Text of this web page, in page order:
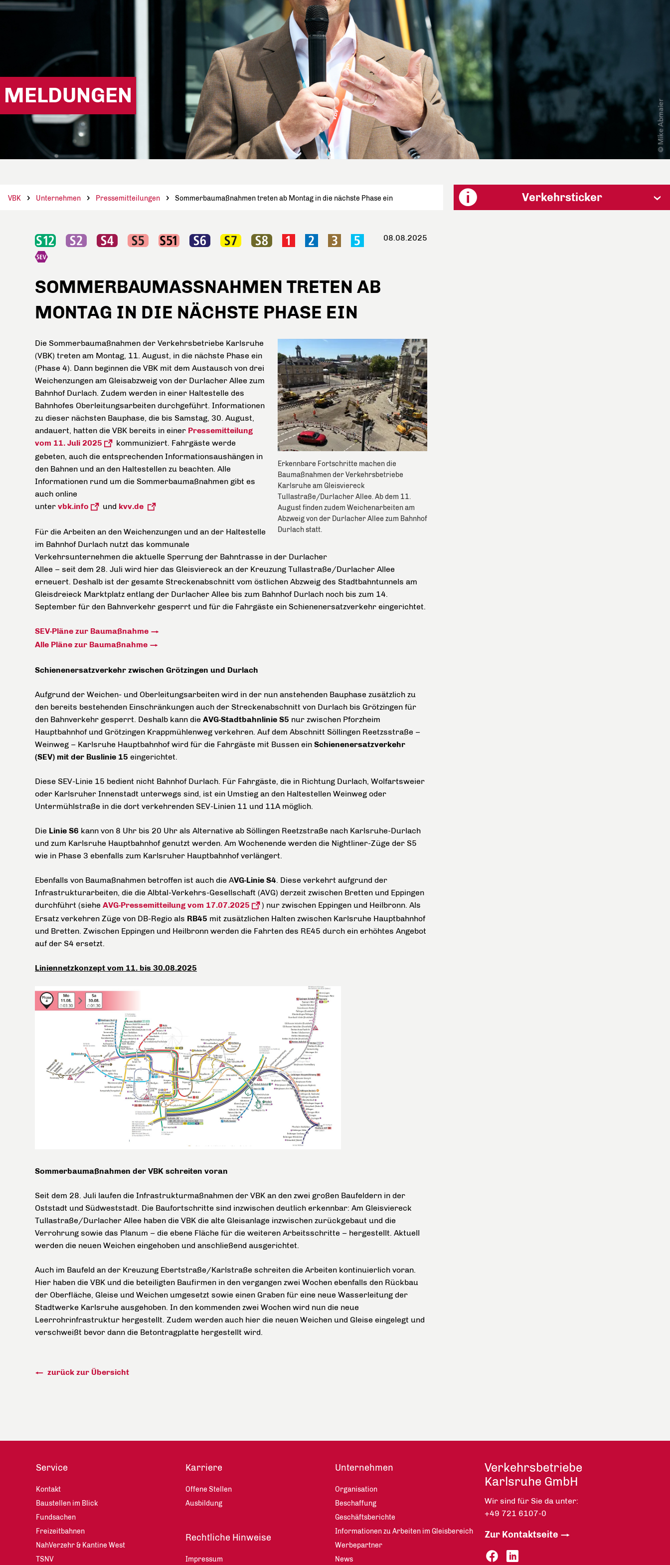
MELDUNGEN
VBK Unternehmen Pressemitteilungen Sommerbaumaßnahmen treten ab Montag in die nächste Phase ein
08.08.2025
SOMMERBAUMASSNAHMEN TRETEN AB M
ONTAG IN DIE NÄCHSTE PHASE EIN
Erkennbare Fortschritte machen die
Baumaßnahmen der Verkehrsbetriebe
Karlsruhe am Gleisviereck
Tullastraße/Durlacher Allee. Ab dem 11.
August finden zudem Weichenarbeiten am
Abzweig von der Durlacher Allee zum Bahnhof
Durlach statt.
Die Sommerbaumaßnahmen der Verkehrsbetriebe Karlsruhe
(VBK) treten am Montag, 11. August, in die nächste Phase ein
(Phase 4). Dann beginnen die VBK mit dem Austausch von drei
Weichenzungen am Gleisabzweig von der Durlacher Allee zum
Bahnhof Durlach. Zudem werden in einer Haltestelle des
Bahnhofes Oberleitungsarbeiten durchgeführt. Informationen
zu dieser nächsten Bauphase, die bis Samstag, 30. August,
andauert, hatten die VBK bereits in einer Pressemitteilung
vom 11. Juli 2025
kommuniziert. Fahrgäste werde
gebeten, auch die entsprechenden Informationsaushängen in
den Bahnen und an den Haltestellen zu beachten. Alle
Informationen rund um die Sommerbaumaßnahmen gibt es
auch online
unter vbk.info und kvv.de
Für die Arbeiten an den Weichenzungen und an der Haltestelle
im Bahnhof Durlach nutzt das kommunale
Verkehrsunternehmen die aktuelle Sperrung der Bahntrasse in der Durlacher
Allee – seit dem 28. Juli wird hier das Gleisviereck an der Kreuzung Tullastraße/Durlacher Allee
erneuert. Deshalb ist der gesamte Streckenabschnitt vom östlichen Abzweig des Stadtbahntunnels am
Gleisdreieck Marktplatz entlang der Durlacher Allee bis zum Bahnhof Durlach noch bis zum 14.
September für den Bahnverkehr gesperrt und für die Fahrgäste ein Schienenersatzverkehr eingerichtet.
SEV-Pläne zur Baumaßnahme
Alle Pläne zur Baumaßnahme
Schienenersatzverkehr zwischen Grötzingen und Durlach
Aufgrund der Weichen- und Oberleitungsarbeiten wird in der nun anstehenden Bauphase zusätzlich zu
den bereits bestehenden Einschränkungen auch der Streckenabschnitt von Durlach bis Grötzingen für
den Bahnverkehr gesperrt. Deshalb kann die AVG-Stadtbahnlinie S5 nur zwischen Pforzheim
Hauptbahnhof und Grötzingen Krappmühlenweg verkehren. Auf dem Abschnitt Söllingen Reetzsstraße –
Weinweg – Karlsruhe Hauptbahnhof wird für die Fahrgäste mit Bussen ein Schienenersatzverkehr
(SEV) mit der Buslinie 15 eingerichtet.
Diese SEV-Linie 15 bedient nicht Bahnhof Durlach. Für Fahrgäste, die in Richtung Durlach, Wolfartsweier
oder Karlsruher Innenstadt unterwegs sind, ist ein Umstieg an den Haltestellen Weinweg oder
Untermühlstraße in die dort verkehrenden SEV-Linien 11 und 11A möglich.
Die Linie S6 kann von 8 Uhr bis 20 Uhr als Alternative ab Söllingen Reetzstraße nach Karlsruhe-Durlach
und zum Karlsruhe Hauptbahnhof genutzt werden. Am Wochenende werden die Nightliner-Züge der S5
wie in Phase 3 ebenfalls zum Karlsruher Hauptbahnhof verlängert.
Ebenfalls von Baumaßnahmen betroffen ist auch die AVG-Linie S4. Diese verkehrt aufgrund der
Infrastrukturarbeiten, die die Albtal-Verkehrs-Gesellschaft (AVG) derzeit zwischen Bretten und Eppingen
durchführt (siehe AVG-Pressemitteilung vom 17.07.2025
) nur zwischen Eppingen und Heilbronn. Als
Ersatz verkehren Züge von DB-Regio als RB45 mit zusätzlichen Halten zwischen Karlsruhe Hauptbahnhof
und Bretten. Zwischen Eppingen und Heilbronn werden die Fahrten des RE45 durch ein erhöhtes Angebot
auf der S4 ersetzt.
Liniennetzkonzept vom 11. bis 30.08.2025
Sommerbaumaßnahmen der VBK schreiten voran
Seit dem 28. Juli laufen die Infrastrukturmaßnahmen der VBK an den zwei großen Baufeldern in der
Oststadt und Südweststadt. Die Baufortschritte sind inzwischen deutlich erkennbar: Am Gleisviereck
Tullastraße/Durlacher Allee haben die VBK die alte Gleisanlage inzwischen zurückgebaut und die
Verrohrung sowie das Planum – die ebene Fläche für die weiteren Arbeitsschritte – hergestellt. Aktuell
werden die neuen Weichen eingehoben und anschließend ausgerichtet.
Auch im Baufeld an der Kreuzung Ebertstraße/Karlstraße schreiten die Arbeiten kontinuierlich voran.
Hier haben die VBK und die beteiligten Baufirmen in den vergangen zwei Wochen ebenfalls den Rückbau
der Oberfläche, Gleise und Weichen umgesetzt sowie einen Graben für eine neue Wasserleitung der
Stadtwerke Karlsruhe ausgehoben. In den kommenden zwei Wochen wird nun die neue
Leerrohrinfrastruktur hergestellt. Zudem werden auch hier die neuen Weichen und Gleise eingelegt und
verschweißt bevor dann die Betontragplatte hergestellt wird.
zurück zur Übersicht
Verkehrsticker
Service
Kontakt
Baustellen im Blick
Fundsachen
Freizeitbahnen
NahVerzehr & Kantine West
TSNV
Karriere
Offene Stellen
Ausbildung
Rechtliche Hinweise
Impressum
Unternehmen
Organisation
Beschaffung
Geschäftsberichte
Informationen zu Arbeiten im Gleisbereich
Werbepartner
News
Verkehrsbetriebe
Karlsruhe GmbH
Wir sind für Sie da unter:
+49 721 6107-0
Zur Kontaktseite